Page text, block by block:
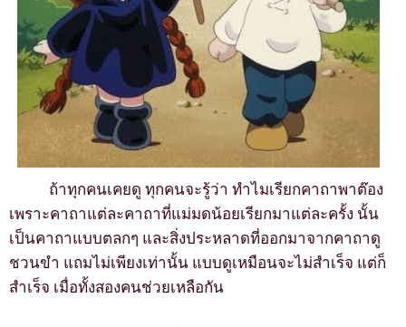
ถ้าทุกคนเคยดู ทุกคนจะรู้ว่า ทำไมเรียกคาถาพาต๊อง
เพราะคาถาแต่ละคาถาที่แม่มดน้อยเรียกมาแต่ละครั้ง นั้น
เป็นคาถาแบบตลกๆ และสิ่งประหลาดที่ออกมาจากคาถาดู
ชวนขำ แถมไม่เพียงเท่านั้น แบบดูเหมือนจะไม่สำเร็จ แต่ก็
สำเร็จ เมื่อทั้งสองคนช่วยเหลือกัน